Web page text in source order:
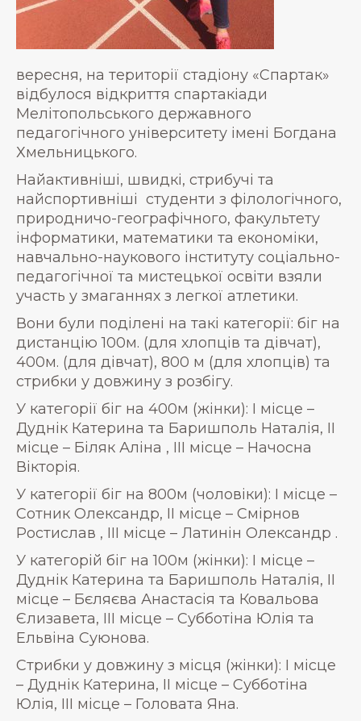
вересня, на території стадіону «Спартак»
відбулося відкриття спартакіади
Мелітопольського державного
педагогічного університету імені Богдана
Хмельницького.
Найактивніші, швидкі, стрибучі та
найспортивніші студенти з філологічного,
природничо-географічного, факультету
інформатики, математики та економіки,
навчально-наукового інституту соціально-
педагогічної та мистецької освіти взяли
участь у змаганнях з легкої атлетики.
Вони були поділені на такі категорії: біг на
дистанцію 100м. (для хлопців та дівчат),
400м. (для дівчат), 800 м (для хлопців) та
стрибки у довжину з розбігу.
У категорії біг на 400м (жінки): І місце –
Дуднік Катерина та Баришполь Наталія, ІІ
місце – Біляк Аліна , ІІІ місце – Начосна
Вікторія.
У категорії біг на 800м (чоловіки): І місце –
Сотник Олександр, ІІ місце – Смірнов
Ростислав , ІІІ місце – Латинін Олександр .
У категорій біг на 100м (жінки): І місце –
Дуднік Катерина та Баришполь Наталія, ІІ
місце – Бєляєва Анастасія та Ковальова
Єлизавета, ІІІ місце – Субботіна Юлія та
Ельвіна Суюнова.
Стрибки у довжину з місця (жінки): І місце
– Дуднік Катерина, ІІ місце – Субботіна
Юлія, ІІІ місце – Головата Яна.